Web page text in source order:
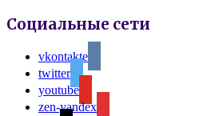
Социальные сети
vkontakte
twitter
youtube
zen-yandex